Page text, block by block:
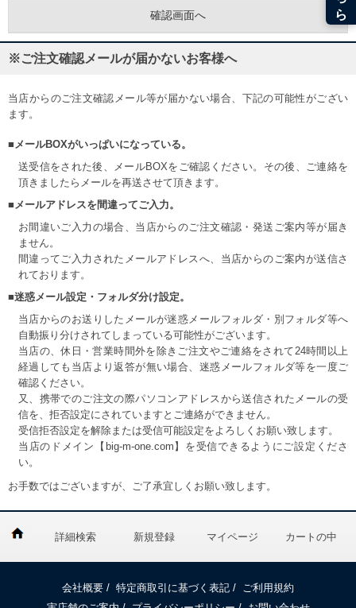
※ご注文確認メールが届かないお客様へ
当店からのご注文確認メール等が届かない場合、下記の可能性がござい
ます。
■メールBOXがいっぱいになっている。
送受信をされた後、メールBOXをご確認ください。その後、ご連絡を
頂きましたらメールを再送させて頂きます。
■メールアドレスを間違ってご入力。
お間違いご入力の場合、当店からのご注文確認・発送ご案内等が届き
ません。
間違ってご入力されたメールアドレスへ、当店からのご案内が送信さ
れております。
■迷惑メール設定・フォルダ分け設定。
当店からのお送りしたメールが迷惑メールフォルダ・別フォルダ等へ
自動振り分けされてしまっている可能性がございます。
当店の、休日・営業時間外を除きご注文やご連絡をされて24時間以上
経過しても当店より返答が無い場合、迷惑メールフォルダ等を一度ご
確認ください。
又、携帯でのご注文の際パソコンアドレスから送信されたメールの受
信を、拒否設定にされていますとご連絡ができません。
受信拒否設定を解除または受信可能設定をよろしくお願い致します。
当店のドメイン【big-m-one.com】を受信できるようにご設定くださ
い。
お手数ではございますが、ご了承宜しくお願い致します。
詳細検索 新規登録 マイページ カートの中
会社概要 / 特定商取引に基づく表記 /
ご利用規約